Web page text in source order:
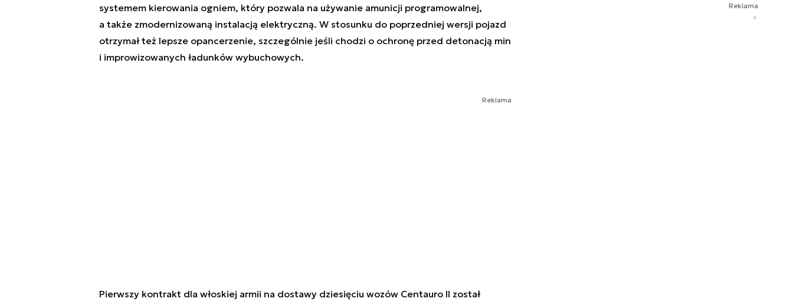
systemem kierowania ogniem, który pozwala na używanie amunicji programowalnej,
a także zmodernizowaną instalacją elektryczną. W stosunku do poprzedniej wersji pojazd
otrzymał też lepsze opancerzenie, szczególnie jeśli chodzi o ochronę przed detonacją min
i improwizowanych ładunków wybuchowych.
Reklama
Pierwszy kontrakt dla włoskiej armii na dostawy dziesięciu wozów Centauro II został
Reklama